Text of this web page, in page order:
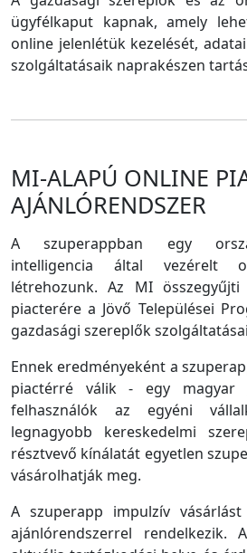
ügyfélkaput kapnak, amely
online jelenlétük kezelését,
szolgáltatásaik naprakészen
MI-ALAPÚ ONLINE
AJÁNLÓRENDSZER
A szuperappban egy
intelligencia által vezérelt
létrehozunk. Az MI
piacterére a Jövő Települései
gazdasági szereplők
Ennek eredményeként a
piactérré válik - egy magyar
felhasználók az egyéni
legnagyobb kereskedelmi
résztvevő kínálatát egyetlen
vásárolhatják meg.
A szuperapp impulzív
ajánlórendszerrel rendelkezik.